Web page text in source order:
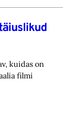
kuidas on
filmi